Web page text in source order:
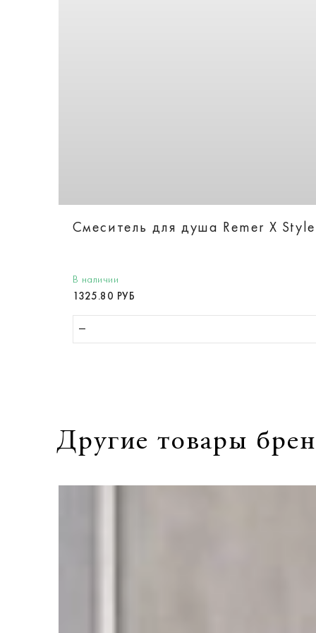
Смеситель для душа Remer X
В наличии
1325.80 РУБ
Другие товары